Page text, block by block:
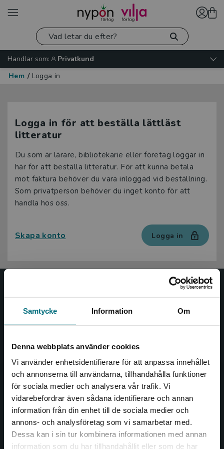
Samtycke Information Om
Denna webbplats använder cookies
Vi använder enhetsidentifierare för att anpassa innehållet
och annonserna till användarna, tillhandahålla funktioner
för sociala medier och analysera vår trafik. Vi
vidarebefordrar även sådana identifierare och annan
information från din enhet till de sociala medier och
annons- och analysföretag som vi samarbetar med.
Dessa kan i sin tur kombinera informationen med annan
information som du har tillhandahållit eller som de har
Begränsad fraktregion
Handlar som:
Privatkund
Hem / Logga in
Logga in för att beställa lättläst
litteratur
Du som är lärare, bibliotekarie eller företag loggar in
här för att beställa litteratur. För att kunna betala
mot faktura behöver du vara inloggad vid beställning.
Som privatperson behöver du inget konto för att
handla hos oss.
Skapa konto Logga in
Nypon och Vilja
Nypon och Vilja förlag ger ut böcker som väcker läslust
och öppnar dörren till nya världar och möjligheter för
Nypon och Vilja förlag är en del av Studentlitteratur.
Kontakta oss
Kontakta oss
046-31 20 00
Box 141